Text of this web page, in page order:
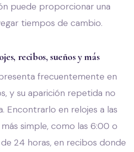
puede proporcionar una
tiempos de cambio.
recibos, sueños y más
frecuentemente en
y su aparición repetida no
Encontrarlo en relojes a las
simple, como las 6:00 o
24 horas, en recibos donde